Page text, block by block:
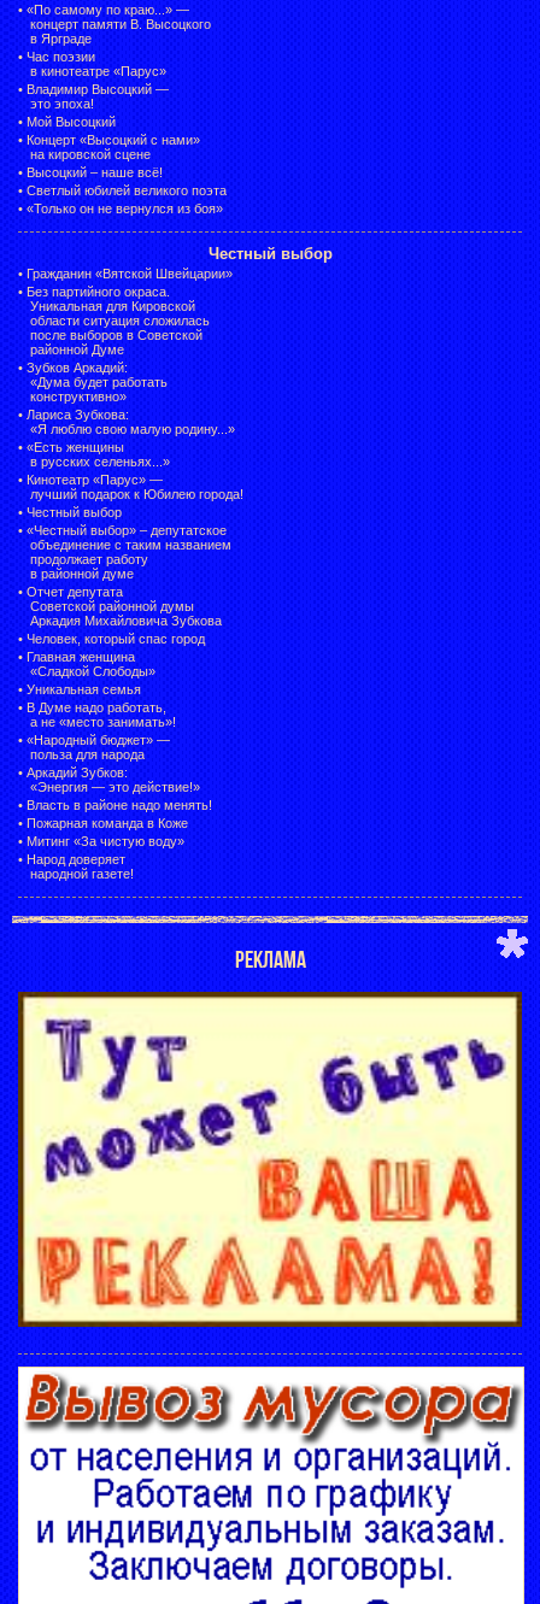
• «По самому по краю...» —
концерт памяти В. Высоцкого
в Ярграде
• Час поэзии
в кинотеатре «Парус»
• Владимир Высоцкий —
это эпоха!
• Мой Высоцкий
• Концерт «Высоцкий с нами»
на кировской сцене
• Высоцкий – наше всё!
• Светлый юбилей великого поэта
• «Только он не вернулся из боя»
Честный выбор
• Гражданин «Вятской Швейцарии»
• Без партийного окраса.
Уникальная для Кировской
области ситуация сложилась
после выборов в Советской
районной Думе
• Зубков Аркадий:
«Дума будет работать
конструктивно»
• Лариса Зубкова:
«Я люблю свою малую родину...»
• «Есть женщины
в русских селеньях...»
• Кинотеатр «Парус» —
лучший подарок к Юбилею города!
• Честный выбор
• «Честный выбор» – депутатское
объединение с таким названием
продолжает работу
в районной думе
• Отчет депутата
Советской районной думы
Аркадия Михайловича Зубкова
• Человек, который спас город
• Главная женщина
«Сладкой Слободы»
• Уникальная семья
• В Думе надо работать,
а не «место занимать»!
• «Народный бюджет» —
польза для народа
• Аркадий Зубков:
«Энергия — это действие!»
• Власть в районе надо менять!
• Пожарная команда в Коже
• Митинг «За чистую воду»
• Народ доверяет
народной газете!
РЕКЛАМА